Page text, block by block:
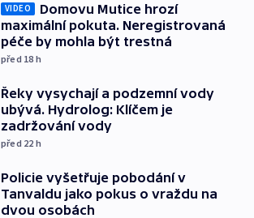
VIDEO
Domovu Mutice hrozí
maximální pokuta. Neregistrovaná
péče by mohla být trestná
před 18 h
Řeky vysychají a podzemní vody
ubývá. Hydrolog: Klíčem je
zadržování vody
před 22 h
Policie vyšetřuje pobodání v
Tanvaldu jako pokus o vraždu na
dvou osobách